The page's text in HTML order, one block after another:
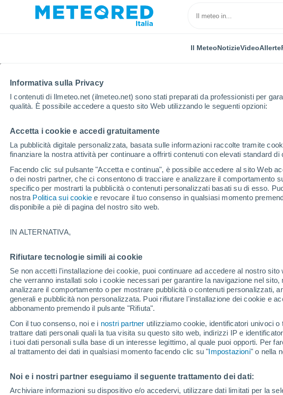
Informativa sulla Privacy
I contenuti di Ilmeteo.net (ilmeteo.net) sono stati preparati da professionisti per
qualità. È possibile accedere a questo sito Web utilizzando le seguenti opzioni:
Accetta i cookie e accedi gratuitamente
La pubblicità digitale personalizzata, basata sulle informazioni raccolte tramite
finanziare la nostra attività per continuare a offrirti contenuti con elevati standard di
Facendo clic sul pulsante "Accetta e continua", è possibile accedere al sito Web
o dei nostri partner, che ci consentono di tracciare e analizzare il comportamento
specifico per mostrarti la pubblicità o contenuti personalizzati basati su di esso.
nostra Politica sui cookie e revocare il tuo consenso in qualsiasi momento
disponibile a piè di pagina del nostro sito web.
IN ALTERNATIVA,
Rifiutare tecnologie simili ai cookie
Se non accetti l'installazione dei cookie, puoi continuare ad accedere al nostro
che verranno installati solo i cookie necessari per garantire la navigazione nel
analizzare il comportamento o per mostrare pubblicità o contenuti personalizzati,
generali e pubblicità non personalizzata. Puoi rifiutare l'installazione dei cookie e
abbonamento premendo il pulsante "Rifiuta".
Con il tuo consenso, noi e i nostri partner utilizziamo cookie, identificatori univoci
trattare dati personali quali la tua visita su questo sito web, indirizzi IP e
i tuoi dati personali sulla base di un interesse legittimo, al quale puoi opporti. Per
al trattamento dei dati in qualsiasi momento facendo clic su "Impostazioni" o nella
Noi e i nostri partner eseguiamo il seguente trattamento dei dati:
Archiviare informazioni su dispositivo e/o accedervi, utilizzare dati limitati per la
Il MeteoNotizieVideoAllerte
Home Stati Uniti Virginia occidentale
Il Meteo nella Virginia
Oggi, 9 agosto Tutto il giorno Simbolo
Charleston
28°
19°
Elkins
Huntington
31°
20°
Morgantown
31°
19°
New
Martinsville
31°
19°
Summersville